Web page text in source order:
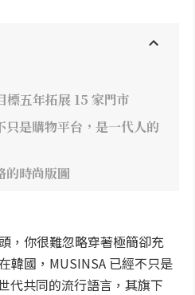
五年拓展 15 家門市
是購物平台，是一代人的
的時尚版圖
，你很難忽略穿著極簡卻充
韓國，MUSINSA 已經不只是
代共同的流行語言，其旗下